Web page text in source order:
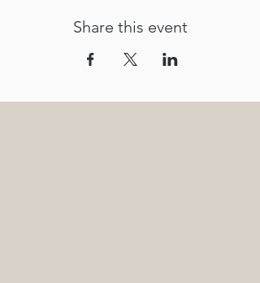
Share this event